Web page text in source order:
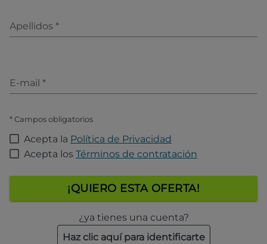
Apellidos *
E-mail *
* Campos obligatorios
Acepta la Política de Privacidad
Acepta los Términos de contratación
¡QUIERO ESTA OFERTA!
¿ya tienes una cuenta?
Haz clic aquí para identificarte